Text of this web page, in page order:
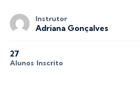
Instrutor
Adriana Gonçalves
27
Alunos Inscrito